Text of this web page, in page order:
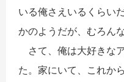
いる俺さえいるくらい
かのようだが、むろん
さて、俺は大好きな
た。家にいて、これか